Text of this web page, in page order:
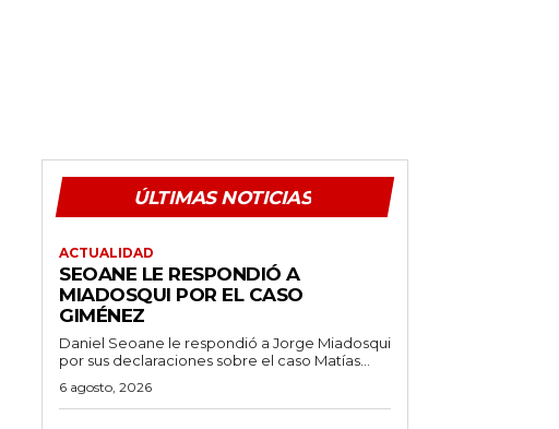
ÚLTIMAS NOTICIAS
ACTUALIDAD
SEOANE LE RESPONDIÓ A
MIADOSQUI POR EL CASO
GIMÉNEZ
Daniel Seoane le respondió a Jorge Miadosqui
por sus declaraciones sobre el caso Matías...
6 agosto, 2026